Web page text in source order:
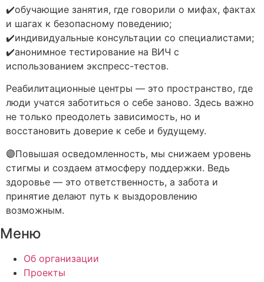
✔️обучающие занятия, где говорили о мифах, фактах
и шагах к безопасному поведению;
✔️индивидуальные консультации со специалистами;
✔️анонимное тестирование на ВИЧ с
использованием экспресс-тестов.
Реабилитационные центры — это пространство, где
люди учатся заботиться о себе заново. Здесь важно
не только преодолеть зависимость, но и
восстановить доверие к себе и будущему.
🟣Повышая осведомленность, мы снижаем уровень
стигмы и создаем атмосферу поддержки. Ведь
здоровье — это ответственность, а забота и
принятие делают путь к выздоровлению
возможным.
Меню
Об организации
Проекты